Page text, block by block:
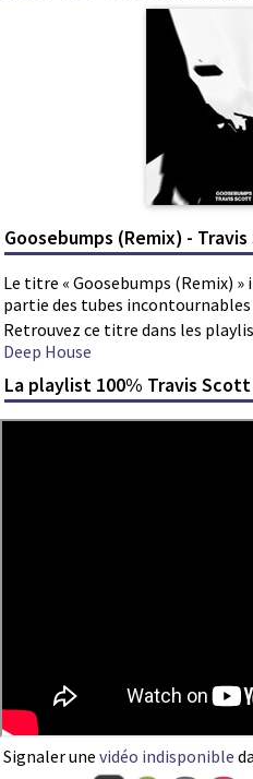
Goosebumps (Remix) -
Le titre « Goosebumps (Remix)
partie des tubes incontournables
Retrouvez ce titre dans les
Deep House
La playlist 100% Travis Scott
Signaler une vidéo indisponible